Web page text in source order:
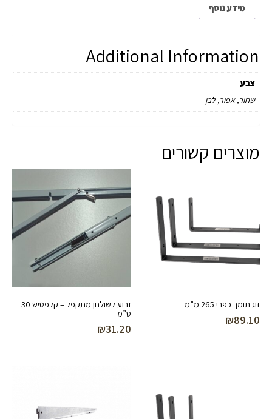
מידע נוסף
Additional Information
צבע
שחור, אפור, לבן
מוצרים קשורים
זוג תומך כפרי 265 מ”מ
₪89.10
זרוע לשולחן מתקפל – קלפטיש 30
ס”מ
₪31.20